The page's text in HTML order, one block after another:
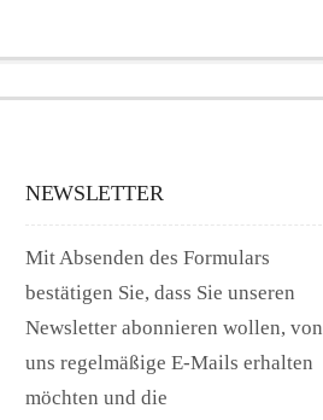
NEWSLETTER
Mit Absenden des Formulars
bestätigen Sie, dass Sie unseren
Newsletter abonnieren wollen, von
uns regelmäßige E-Mails erhalten
möchten und die